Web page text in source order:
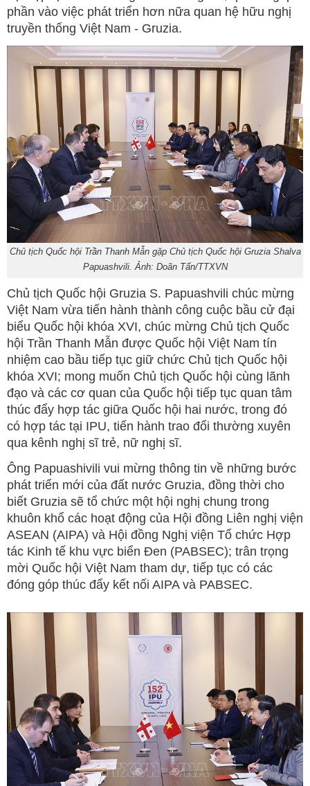
phần vào việc phát triển hơn nữa quan hệ hữu nghị
truyền thống Việt Nam - Gruzia.
Chủ tịch Quốc hội Trần Thanh Mẫn gặp Chủ tịch Quốc hội Gruzia Shalva
Papuashvili. Ảnh: Doãn Tấn/TTXVN
Chủ tịch Quốc hội Gruzia S. Papuashvili chúc mừng
Việt Nam vừa tiến hành thành công cuộc bầu cử đại
biểu Quốc hội khóa XVI, chúc mừng Chủ tịch Quốc
hội Trần Thanh Mẫn được Quốc hội Việt Nam tín
nhiệm cao bầu tiếp tục giữ chức Chủ tịch Quốc hội
khóa XVI; mong muốn Chủ tịch Quốc hội cùng lãnh
đạo và các cơ quan của Quốc hội tiếp tục quan tâm
thúc đẩy hợp tác giữa Quốc hội hai nước, trong đó
có hợp tác tại IPU, tiến hành trao đổi thường xuyên
qua kênh nghị sĩ trẻ, nữ nghị sĩ.
Ông Papuashivili vui mừng thông tin về những bước
phát triển mới của đất nước Gruzia, đồng thời cho
biết Gruzia sẽ tổ chức một hội nghị chung trong
khuôn khổ các hoạt động của Hội đồng Liên nghị viện
ASEAN (AIPA) và Hội đồng Nghị viện Tổ chức Hợp
tác Kinh tế khu vực biển Đen (PABSEC); trân trọng
mời Quốc hội Việt Nam tham dự, tiếp tục có các
đóng góp thúc đẩy kết nối AIPA và PABSEC.